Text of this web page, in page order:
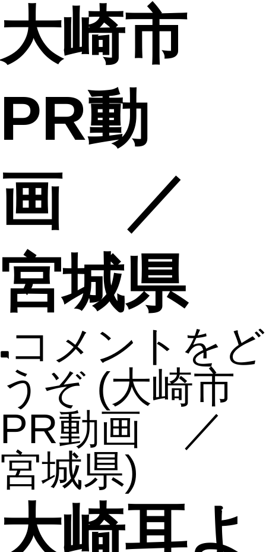
大崎市
PR動
画 ／
宮城県
コメントをど
うぞ (大崎市
PR動画 ／
宮城県)
大崎耳よ